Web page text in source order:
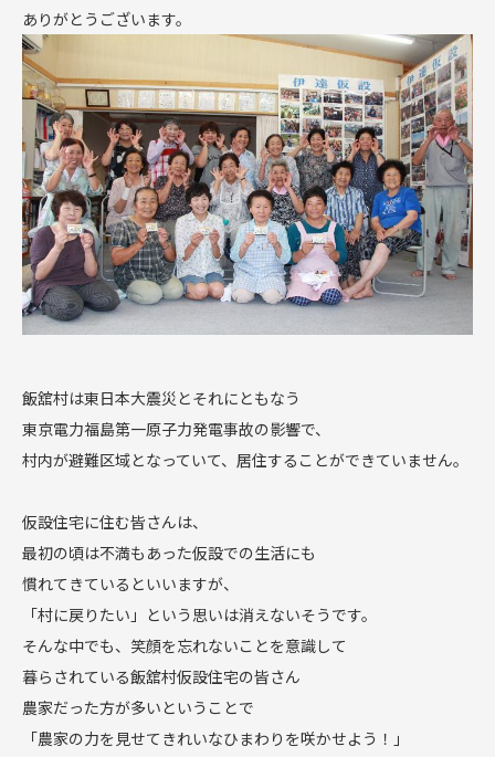
ありがとうございます。
飯舘村は東日本大震災とそれにともなう
東京電力福島第一原子力発電事故の影響で、
村内が避難区域となっていて、居住することができていません。
仮設住宅に住む皆さんは、
最初の頃は不満もあった仮設での生活にも
慣れてきているといいますが、
「村に戻りたい」という思いは消えないそうです。
そんな中でも、笑顔を忘れないことを意識して
暮らされている飯舘村仮設住宅の皆さん
農家だった方が多いということで
「農家の力を見せてきれいなひまわりを咲かせよう！」